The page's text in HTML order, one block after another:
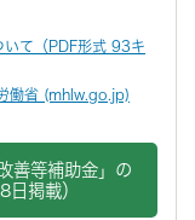
いて（PDF形式 93キ
働省 (mhlw.go.jp)
善等補助金」の
掲載）